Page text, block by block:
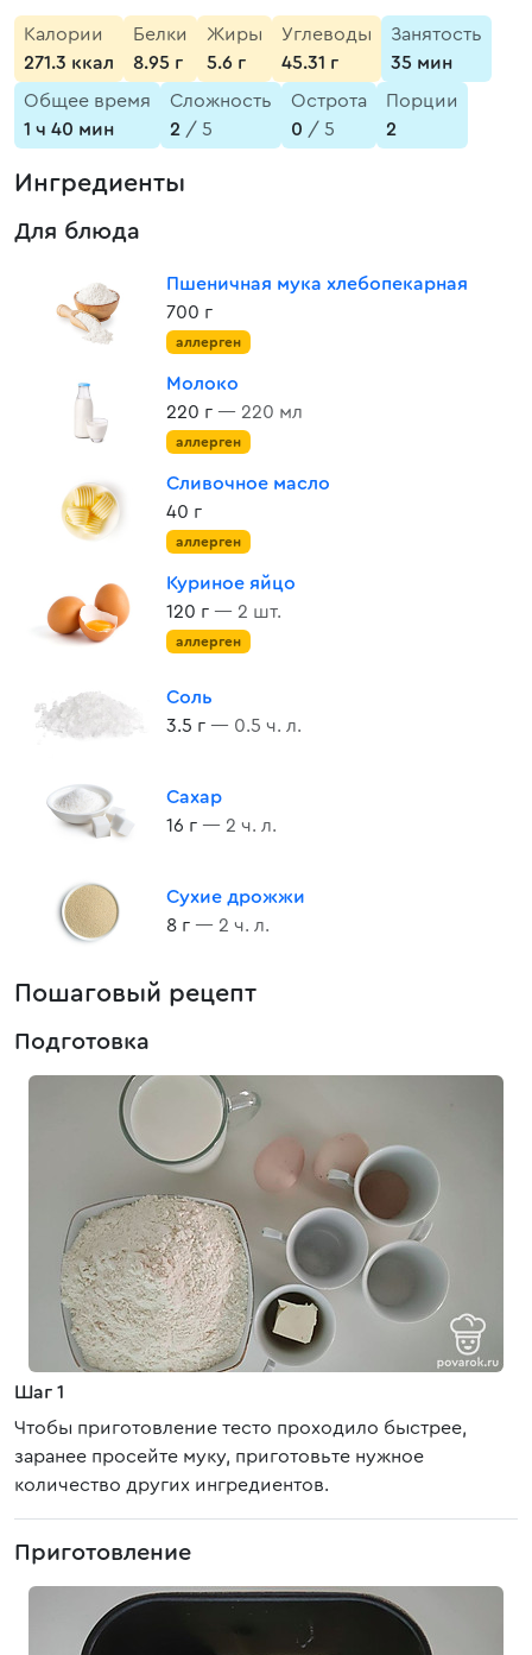
Калории
271.3 ккал
Белки
8.95 г
Жиры
5.6 г
Углеводы
45.31 г
Занятость
35 мин
Общее время
1 ч 40 мин
Сложность
2 / 5
Острота
0 / 5
Порции
2
Ингредиенты
Для блюда
Пшеничная мука хлебопекарная
700 г
аллерген
Молоко
220 г — 220 мл
аллерген
Сливочное масло
40 г
аллерген
Куриное яйцо
120 г — 2 шт.
аллерген
Соль
3.5 г — 0.5 ч. л.
Сахар
16 г — 2 ч. л.
Сухие дрожжи
8 г — 2 ч. л.
Пошаговый рецепт
Подготовка
Шаг 1
Чтобы приготовление тесто проходило быстрее,
заранее просейте муку, приготовьте нужное
количество других ингредиентов.
Приготовление